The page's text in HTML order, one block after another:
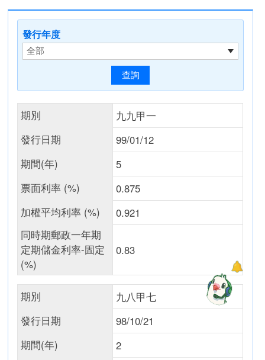
發行年度
期別
九九甲一
發行日期
99/01/12
期間(年)
5
票面利率 (%)
0.875
加權平均利率 (%)
0.921
同時期郵政一年期
定期儲金利率-固定
(%)
0.83
期別
九八甲七
發行日期
98/10/21
期間(年)
2